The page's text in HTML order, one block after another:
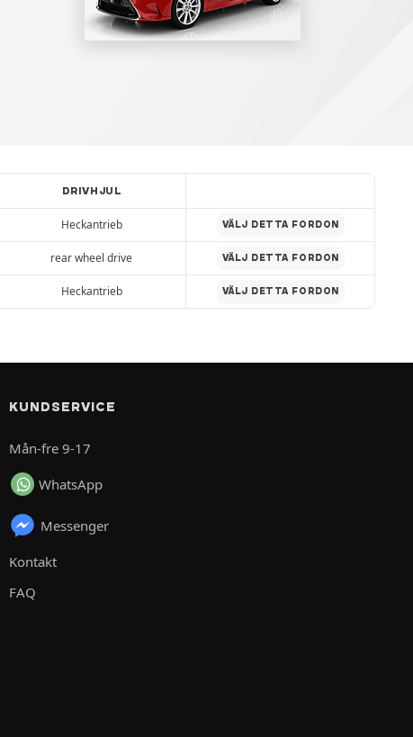
DRIVHJUL
Heckantrieb VÄLJ DETTA FORDON
rear wheel drive VÄLJ DETTA FORDON
Heckantrieb VÄLJ DETTA FORDON
KUNDSERVICE
Mån-fre 9-17
WhatsApp
Messenger
Kontakt
FAQ